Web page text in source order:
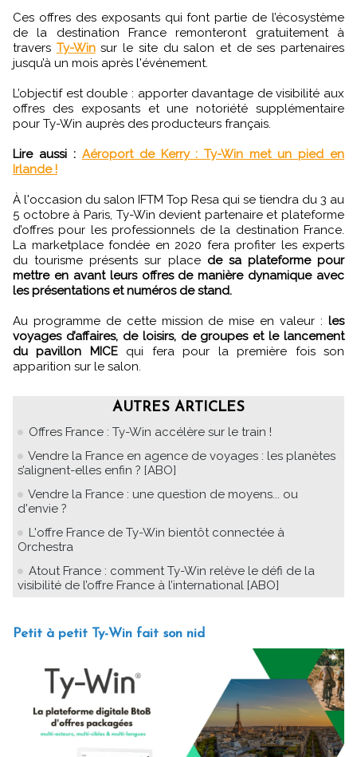
Ces offres des exposants qui font partie de l’écosystème
de la destination France remonteront gratuitement à
travers Ty-Winsur le site du salon et de ses partenaires
jusqu’à un mois après l'événement.
L’objectif est double : apporter davantage de visibilité aux
offres des exposants et une notoriété supplémentaire
pour Ty-Win auprès des producteurs français.
Lire aussi : Aéroport de Kerry : Ty-Win met un pied en
Irlande !
À l'occasion du salon IFTM Top Resa qui se tiendra du 3 au
5 octobre à Paris, Ty-Win devient partenaire et plateforme
d’offres pour les professionnels de la destination France.
La marketplace fondée en 2020 fera profiter les experts
du tourisme présents sur place de sa plateforme pour
mettre en avant leurs offres de manière dynamique avec
les présentations et numéros de stand.
Au programme de cette mission de mise en valeur : les
voyages d’affaires, de loisirs, de groupes et le lancement
du pavillon MICEqui fera pour la première fois son
apparition sur le salon.
AUTRES ARTICLES
Offres France : Ty-Win accélère sur le train !
Vendre la France en agence de voyages : les planètes
s’alignent-elles enfin ? [ABO]
Vendre la France : une question de moyens... ou
d'envie ?
L'offre France de Ty-Win bientôt connectée à
Orchestra
Atout France : comment Ty-Win relève le défi de la
visibilité de l’offre France à l’international [ABO]
Petit à petit Ty-Win fait son nid